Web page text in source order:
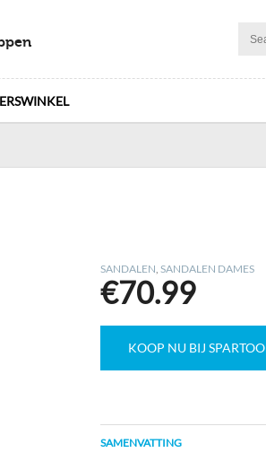
SANDALEN, SANDALEN DAMES
€70.99
KOOP NU BIJ SPARTOO
SAMENVATTING